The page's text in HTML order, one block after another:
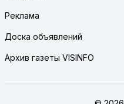
Реклама
Доска объявлений
Архив газеты VISINFO